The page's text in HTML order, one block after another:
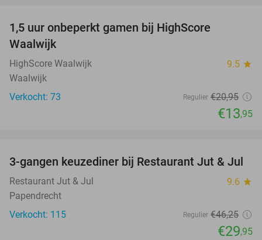
TODAY
1,5 uur onbeperkt gamen bij HighScore
Waalwijk
HighScore Waalwijk 9.5 star
Waalwijk
Verkocht: 73
Regulier €20,95
€13,95
35%
3-gangen keuzediner bij Restaurant Jut & Jul
Restaurant Jut & Jul 9.6 star
Papendrecht
Verkocht: 115
Regulier €46,25
€29,95